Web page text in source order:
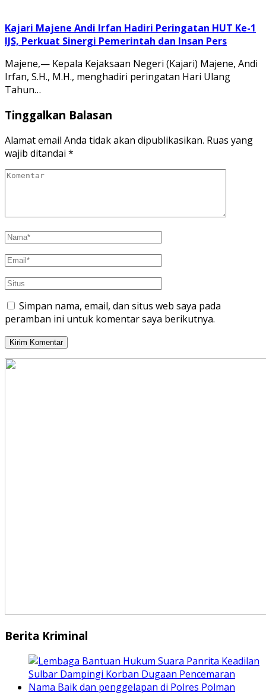
Kajari Majene Andi Irfan Hadiri Peringatan HUT Ke-1
IJS, Perkuat Sinergi Pemerintah dan Insan Pers
Majene,— Kepala Kejaksaan Negeri (Kajari) Majene, Andi
Irfan, S.H., M.H., menghadiri peringatan Hari Ulang
Tahun…
Tinggalkan Balasan
Alamat email Anda tidak akan dipublikasikan. Ruas yang
wajib ditandai *
Simpan nama, email, dan situs web saya pada
peramban ini untuk komentar saya berikutnya.
Berita Kriminal